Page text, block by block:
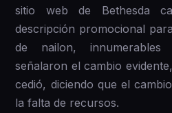
sitio web de Bethesda
descripción promocional
de nailon,
señalaron el cambio
cedió, diciendo que el
la falta de recursos.